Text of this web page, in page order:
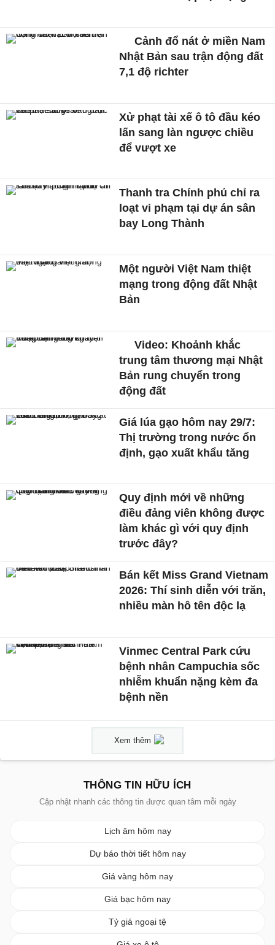
Cảnh đổ nát ở miền Nam
Nhật Bản sau trận động đất
7,1 độ richter
Xử phạt tài xế ô tô đầu kéo
lấn sang làn ngược chiều
để vượt xe
Thanh tra Chính phủ chỉ ra
loạt vi phạm tại dự án sân
bay Long Thành
Một người Việt Nam thiệt
mạng trong động đất Nhật
Bản
Video: Khoảnh khắc
trung tâm thương mại Nhật
Bản rung chuyển trong
động đất
Giá lúa gạo hôm nay 29/7:
Thị trường trong nước ổn
định, gạo xuất khẩu tăng
Quy định mới về những
điều đảng viên không được
làm khác gì với quy định
trước đây?
Bán kết Miss Grand Vietnam
2026: Thí sinh diễn với trăn,
nhiều màn hô tên độc lạ
Vinmec Central Park cứu
bệnh nhân Campuchia sốc
nhiễm khuẩn nặng kèm đa
bệnh nền
Xem thêm
THÔNG TIN HỮU ÍCH
Cập nhật nhanh các thông tin được quan tâm mỗi ngày
Lịch âm hôm nay
Dự báo thời tiết hôm nay
Giá vàng hôm nay
Giá bạc hôm nay
Tỷ giá ngoại tệ